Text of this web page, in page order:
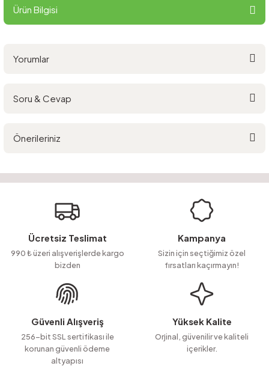
Ürün Bilgisi
Yorumlar
Soru & Cevap
Soru Sor
Önerileriniz
Görüş ve önerileriniz için teşekkür ederiz.
Ürün resmi kalitesiz, bozuk veya görüntülenemiyor.
Ürün açıklamasında eksik bilgiler bulunuyor.
Ürün bilgilerinde hatalar bulunuyor.
Ürün fiyatı diğer sitelerden daha pahalı.
Bu ürüne benzer farklı alternatifler olmalı.
Ücretsiz Teslimat
990 ₺ üzeri alışverişlerde kargo
bizden
Kampanya
Sizin için seçtiğimiz özel
fırsatları kaçırmayın!
Güvenli Alışveriş
256-bit SSL sertifikası ile
korunan güvenli ödeme
altyapısı
Yüksek Kalite
Orjinal, güvenilir ve kaliteli
içerikler.